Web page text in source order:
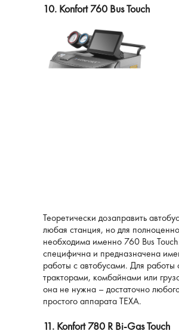
10. Konfort 760 Bus Touch
Теоретически дозаправить
любая станция, но для
необходима именно 760 Bus
специфична и предназначена
работы с автобусами. Для работы
тракторами, комбайнами или
она не нужна – достаточно
простого аппарата TEXA.
11. Konfort 780 R Bi-Gas Touch